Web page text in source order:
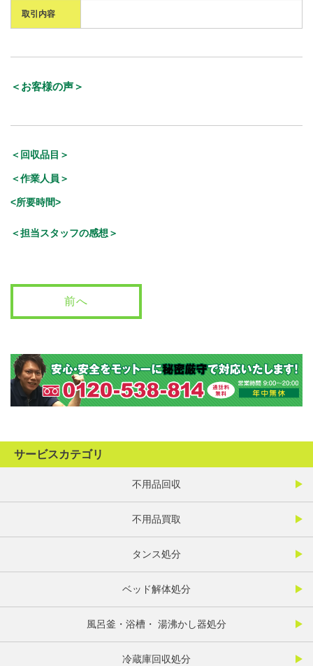
取引内容
＜お客様の声＞
＜回収品目＞
＜作業人員＞
<所要時間>
＜担当スタッフの感想＞
前へ
サービスカテゴリ
不用品回収
不用品買取
タンス処分
ベッド解体処分
風呂釜・浴槽・ 湯沸かし器処分
冷蔵庫回収処分